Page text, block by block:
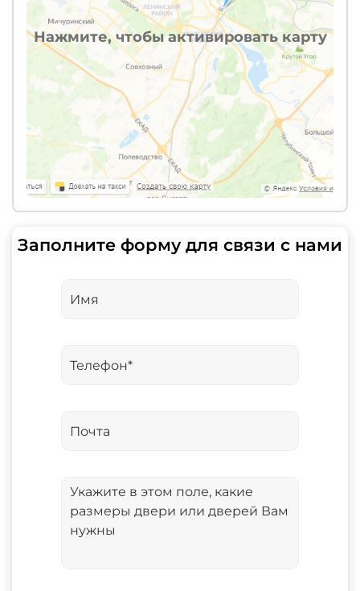
Нажмите, чтобы активировать карту
Заполните форму для связи с нами